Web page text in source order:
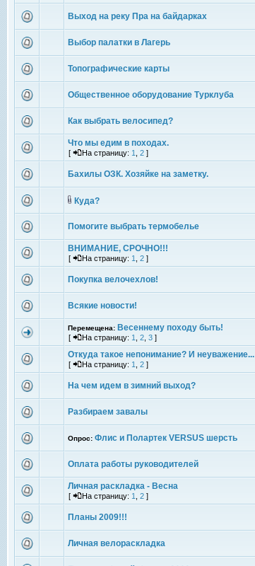
Выход на реку Пра на байдарках
Выбор палатки в Лагерь
Топографические карты
Общественное оборудование Турклуба
Как выбрать велосипед?
Что мы едим в походах.
[ На страницу: 1 2 ]
Бахилы ОЗК. Хозяйке на заметку.
Куда?
Помогите выбрать термобелье
ВНИМАНИЕ, СРОЧНО!!!
[ На страницу: 1 2 ]
Покупка велочехлов!
Всякие новости!
Перемещена: Весеннему походу быть!
[ На страницу: 1 2 3 ]
Откуда такое непонимание? И неуважение...
[ На страницу: 1 2 ]
На чем идем в зимний выход?
Разбираем завалы
Опрос: Флис и Полартек VERSUS шерсть
Оплата работы руководителей
Личная раскладка - Весна
[ На страницу: 1 2 ]
Планы 2009!!!
Личная велораскладка